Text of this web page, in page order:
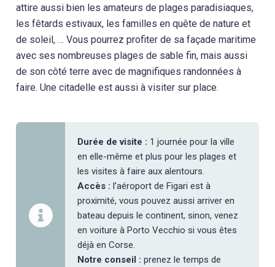
attire aussi bien les amateurs de plages paradisiaques,
les fêtards estivaux, les familles en quête de nature et
de soleil, … Vous pourrez profiter de sa façade maritime
avec ses nombreuses plages de sable fin, mais aussi
de son côté terre avec de magnifiques randonnées à
faire. Une citadelle est aussi à visiter sur place.
Durée de visite : 1 journée pour la ville
en elle-même et plus pour les plages et
les visites à faire aux alentours.
Accès : l’aéroport de Figari est à
proximité, vous pouvez aussi arriver en
bateau depuis le continent, sinon, venez
en voiture à Porto Vecchio si vous êtes
déjà en Corse.
Notre conseil : prenez le temps de